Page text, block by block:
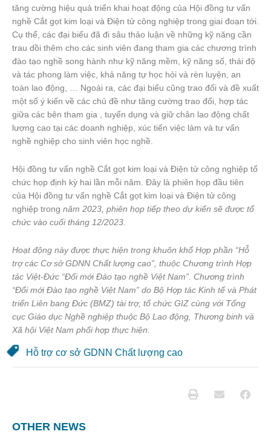
tăng cường hiệu quả triển khai hoạt động của Hội đồng tư vấn
nghề Cắt gọt kim loại và Điện tử công nghiệp trong giai đoạn tới.
Cụ thể, các đại biểu đã đi sâu thảo luận về những kỹ năng cần
trau dồi thêm cho các sinh viên đang tham gia các chương trình
đào tạo nghề song hành như kỹ năng mềm, kỹ năng số, thái độ
và tác phong làm việc, khả năng tự học hỏi và rèn luyện, an
toàn lao động, … Ngoài ra, các đại biểu cũng trao đổi và đề xuất
một số ý kiến về các chủ đề như tăng cường trao đổi, hợp tác
giữa các bên tham gia , tuyển dụng và giữ chân lao động chất
lượng cao tại các doanh nghiệp, xúc tiến việc làm và tư vấn
nghề nghiệp cho sinh viên học nghề.
Hội đồng tư vấn nghề Cắt gọt kim loại và Điện tử công nghiệp tổ
chức họp định kỳ hai lần mỗi năm. Đây là phiên họp đầu tiên
của Hội đồng tư vấn nghề Cắt gọt kim loại và Điện tử công
nghiệp trong năm 2023, phiên họp tiếp theo dự kiến sẽ được tổ
chức vào cuối tháng 12/2023.
Hoạt động này được thực hiện trong khuôn khổ Hợp phần “Hỗ
trợ các Cơ sở GDNN Chất lượng cao”, thuộc Chương trình Hợp
tác Việt-Đức “Đổi mới Đào tạo nghề Việt Nam”. Chương trình
“Đổi mới Đào tạo nghề Việt Nam” do Bộ Hợp tác Kinh tế và Phát
triển Liên bang Đức (BMZ) tài trợ, tổ chức GIZ cùng với Tổng
cục Giáo dục Nghề nghiệp thuộc Bộ Lao động, Thương binh và
Xã hội Việt Nam phối hợp thực hiện.
Hỗ trợ cơ sở GDNN Chất lượng cao
OTHER NEWS